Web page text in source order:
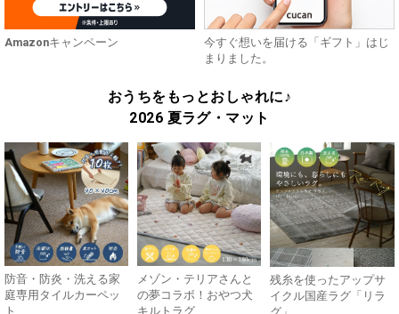
Amazonキャンペーン
今すぐ想いを届ける「ギフト」はじ
まりました。
おうちをもっとおしゃれに♪
2026 夏ラグ・マット
防音・防炎・洗える家
庭専用タイルカーペッ
ト
メゾン・テリアさんと
の夢コラボ！おやつ犬
キルトラグ
残糸を使ったアップサ
イクル国産ラグ「リラ